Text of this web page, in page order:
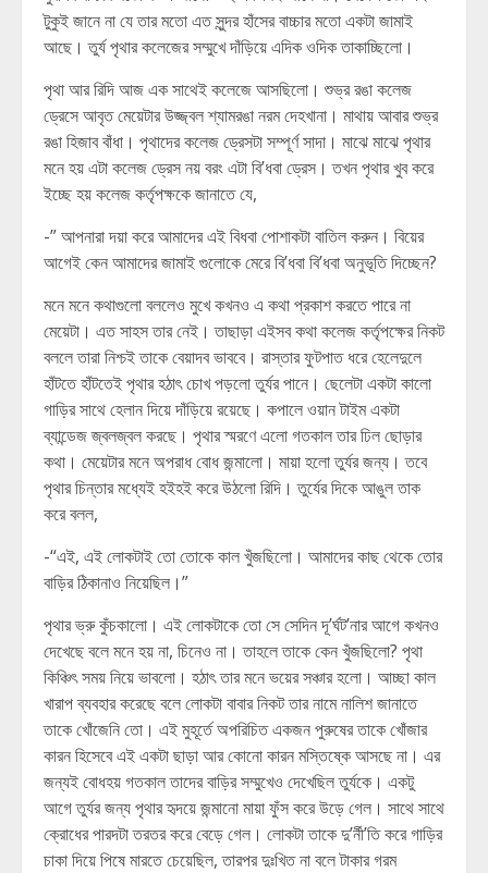
টুকুই জানে না যে তার মতো এত সুন্দর হাঁসের বাচ্চার মতো একটা জামাই
আছে। তুর্য পৃথার কলেজের সম্মুখে দাঁড়িয়ে এদিক ওদিক তাকাচ্ছিলো।
পৃথা আর রিদি আজ এক সাথেই কলেজে আসছিলো। শুভ্র রঙা কলেজ
ড্রেসে আবৃত মেয়েটার উজ্জ্বল শ্যামরঙা নরম দেহখানা। মাথায় আবার শুভ্র
রঙা হিজাব বাঁধা। পৃথাদের কলেজ ড্রেসটা সম্পূর্ণ সাদা। মাঝে মাঝে পৃথার
মনে হয় এটা কলেজ ড্রেস নয় বরং এটা বি’ধবা ড্রেস। তখন পৃথার খুব করে
ইচ্ছে হয় কলেজ কর্তৃপক্ষকে জানাতে যে,
-” আপনারা দয়া করে আমাদের এই বিধবা পোশাকটা বাতিল করুন। বিয়ের
আগেই কেন আমাদের জামাই গুলোকে মেরে বি’ধবা বি’ধবা অনুভূতি দিচ্ছেন?
মনে মনে কথাগুলো বললেও মুখে কখনও এ কথা প্রকাশ করতে পারে না
মেয়েটা। এত সাহস তার নেই। তাছাড়া এইসব কথা কলেজ কর্তৃপক্ষের নিকট
বললে তারা নিশ্চই তাকে বেয়াদব ভাববে। রাস্তার ফুটপাত ধরে হেলেদুলে
হাঁটতে হাঁটতেই পৃথার‌ হঠাৎ চোখ পড়লো তুর্যর পানে। ছেলেটা একটা কালো
গাড়ির সাথে হেলান দিয়ে দাঁড়িয়ে রয়েছে। কপালে ওয়ান টাইম একটা
ব্যান্ডেজ জ্বলজ্বল করছে। পৃথার স্মরণে এলো গতকাল তার ঢিল ছোড়ার
কথা। মেয়েটার মনে অপরাধ বোধ জন্মালো। মায়া হলো তুর্যর জন্য। তবে
পৃথার চিন্তার মধ্যেই হইহই করে উঠলো রিদি। তুর্যের দিকে আঙুল তাক
করে বলল,
-“এই, এই লোকটাই তো তোকে কাল খুঁজছিলো। আমাদের কাছ থেকে তোর
বাড়ির ঠিকানাও নিয়েছিল।”
পৃথার ভ্রু কুঁচকালো। এই লোকটাকে তো সে সেদিন দূ’র্ঘট’নার আগে কখনও
দেখেছে বলে মনে হয় না, চিনেও না। তাহলে তাকে কেন খুঁজছিলো? পৃথা
কিঞ্চিৎ সময় নিয়ে ভাবলো। হঠাৎ তার মনে ভয়ের সঞ্চার হলো। আচ্ছা কাল
খারাপ ব্যবহার করেছে বলে লোকটা বাবার নিকট তার নামে নালিশ জানাতে
তাকে খোঁজেনি তো। এই মুহূর্তে অপরিচিত একজন পুরুষের তাকে খোঁজার
কারন হিসেবে এই একটা ছাড়া আর কোনো কারন মস্তিষ্কে আসছে না। এর
জন্যই বোধহয় গতকাল তাদের বাড়ির সম্মুখেও দেখেছিল তুর্যকে। একটু
আগে তুর্যর জন্য পৃথার হৃদয়ে জন্মানো মায়া ফুঁস করে উড়ে গেল। সাথে সাথে
ক্রোধের পারদটা তরতর করে বেড়ে গেল। লোকটা তাকে দু’র্নী’তি করে গাড়ির
চাকা দিয়ে পিষে মারতে চেয়েছিল, তারপর দুঃখিত না বলে টাকার গরম